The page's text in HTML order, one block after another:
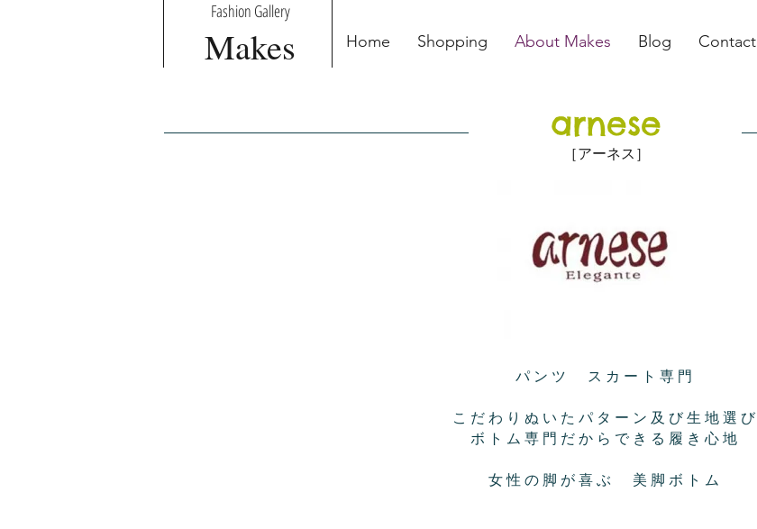
Home Shopping About Makes Blog Contact
Makes
Fashion Gallery
arnese
［アーネス］
パンツ スカート専門
こだわりぬいたパターン及び生地選び
ボトム専門だからできる履き心地
女性の脚が喜ぶ 美脚ボトム